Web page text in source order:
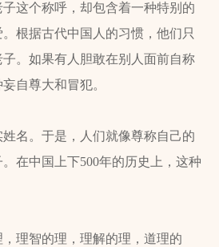
这个称呼，却包含着一种特别的
根据古代中国人的习惯，他们只
。如果有人胆敢在别人面前自称
自尊大和冒犯。
名。于是，人们就像尊称自己的
在中国上下500年的历史上，这种
理智的理，理解的理，道理的